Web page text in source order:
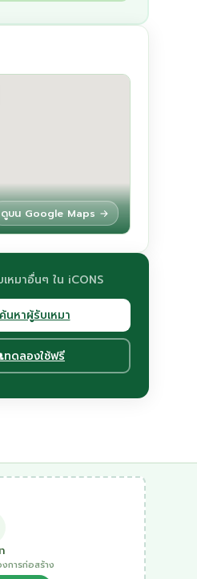
ดูบน Google Maps →
หมาอื่นๆ ใน iCONS
ค้นหาผู้รับเหมา
ทดลองใช้ฟรี
งการก่อสร้าง